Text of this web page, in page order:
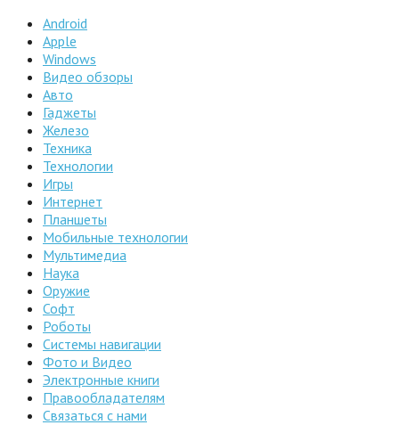
Android
Apple
Windows
Видео обзоры
Авто
Гаджеты
Железо
Техника
Технологии
Игры
Интернет
Планшеты
Мобильные технологии
Мультимедиа
Наука
Оружие
Софт
Роботы
Системы навигации
Фото и Видео
Электронные книги
Правообладателям
Связаться с нами